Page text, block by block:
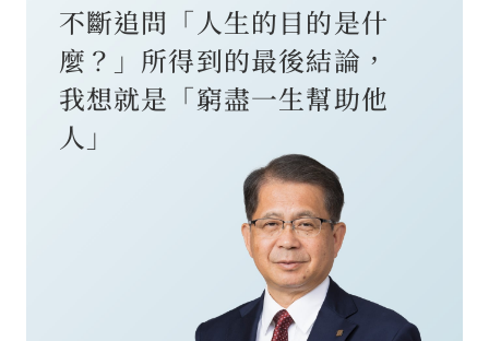
股東・投資人專區
永續發展(英文頁面)
不斷追問「人生的目的是什
麼？」所得到的最後結論，
我想就是「窮盡一生幫助他
人」